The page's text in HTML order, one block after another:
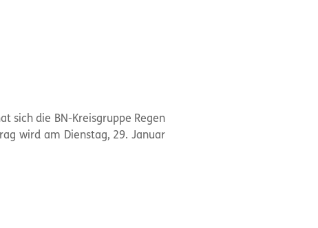
sich die BN-Kreisgruppe Regen
wird am Dienstag, 29. Januar